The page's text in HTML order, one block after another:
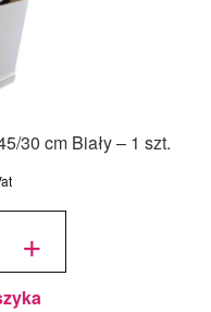
30 cm Biały – 1 szt.
+